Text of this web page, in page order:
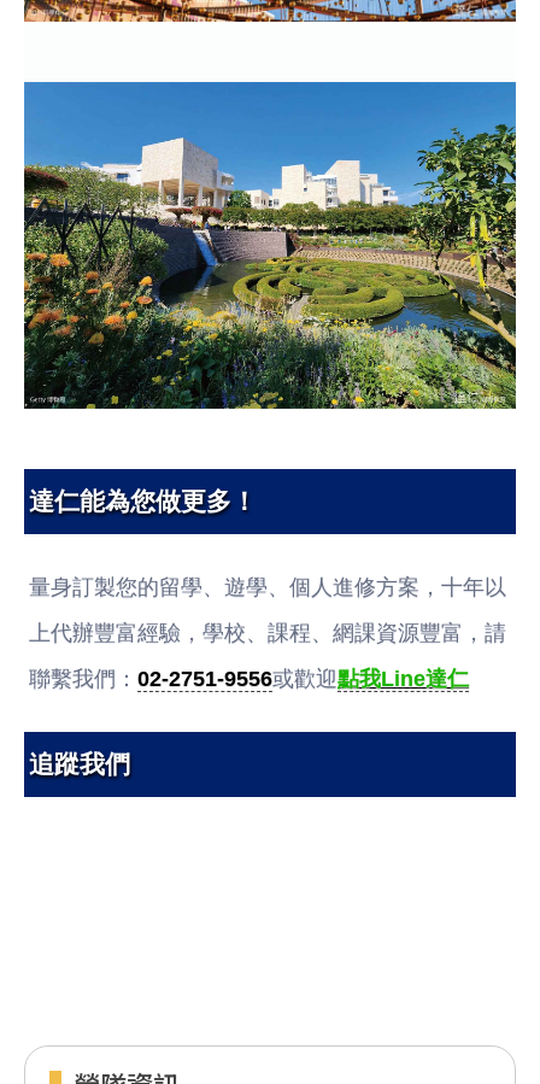
達仁能為您做更多！
量身訂製您的留學、遊學、個人進修方案，十年以
上代辦豐富經驗，學校、課程、網課資源豐富，請
聯繫我們：02-2751-9556或歡迎點我Line達仁
追蹤我們